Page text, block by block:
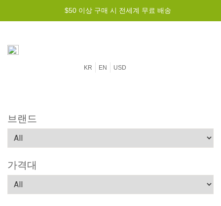
$50 이상 구매 시 전세계 무료 배송
KR EN USD
브랜드
가격대